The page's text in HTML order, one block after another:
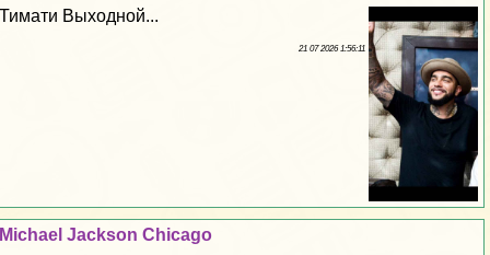
Тимати Выходной...
21 07 2026 1:56:11
Michael Jackson Chicago